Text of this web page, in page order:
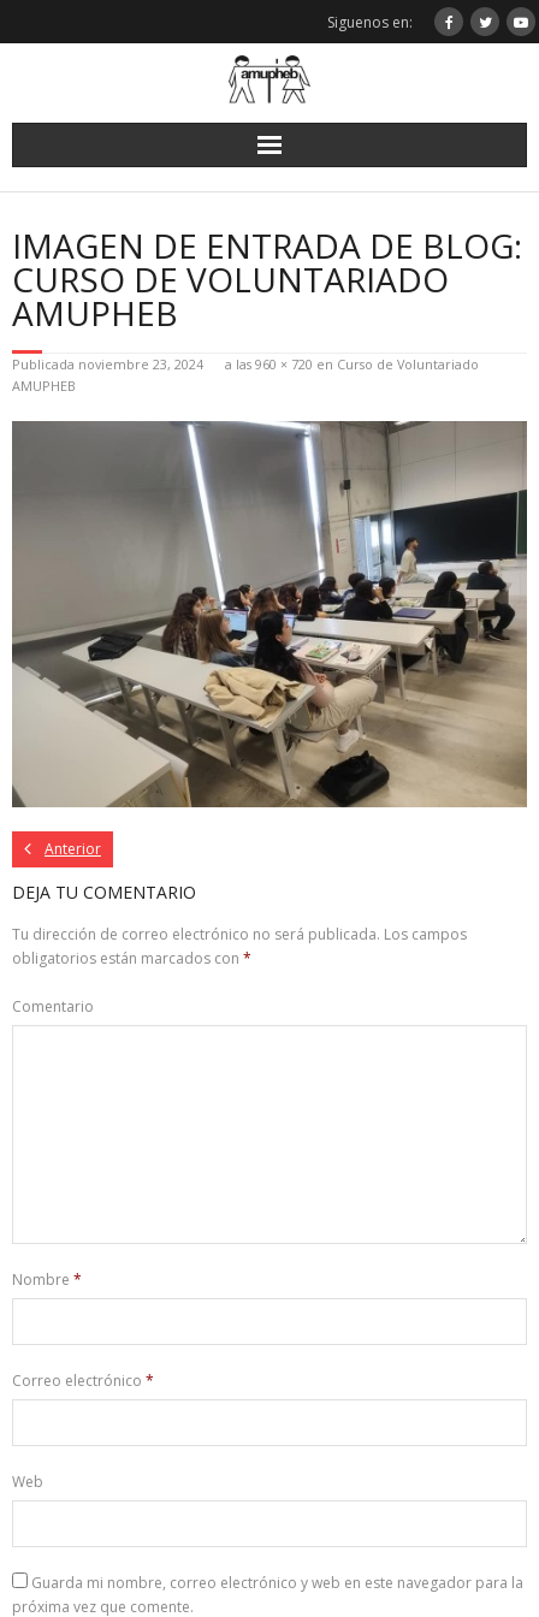
Siguenos en:
IMAGEN DE ENTRADA DE BLOG:
CURSO DE VOLUNTARIADO
AMUPHEB
Publicada noviembre 23, 2024 a las 960 × 720 en Curso de Voluntariado
AMUPHEB
Anterior
DEJA TU COMENTARIO
Tu dirección de correo electrónico no será publicada. Los campos
obligatorios están marcados con *
Comentario
Nombre *
Correo electrónico *
Web
Guarda mi nombre, correo electrónico y web en este navegador para la
próxima vez que comente.